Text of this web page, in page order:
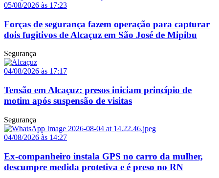
05/08/2026 às 17:23
Forças de segurança fazem operação para capturar
dois fugitivos de Alcaçuz em São José de Mipibu
Segurança
04/08/2026 às 17:17
Tensão em Alcaçuz: presos iniciam princípio de
motim após suspensão de visitas
Segurança
04/08/2026 às 14:27
Ex-companheiro instala GPS no carro da mulher,
descumpre medida protetiva e é preso no RN